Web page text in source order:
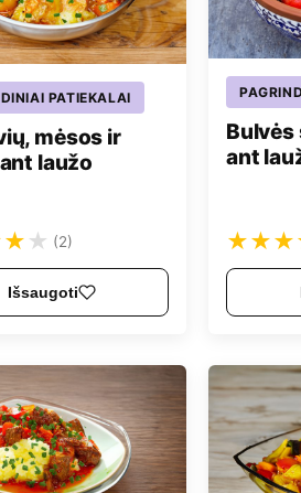
PATIEKALAI
mėsos ir
laužo
★ ★ (2)
Išsaugoti
Bulvės
ant
★★★